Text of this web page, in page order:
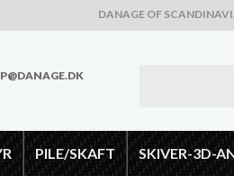
DANAGE OF
PILE/SKAFT SKIVER-3D-